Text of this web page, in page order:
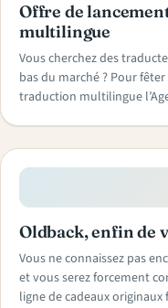
Offre de
multilingue
Vous cherchez des
bas du marché ? Pour
traduction multilingue
Oldback, enfin de
Vous ne connaissez pas
et vous serez forcement
ligne de cadeaux originaux